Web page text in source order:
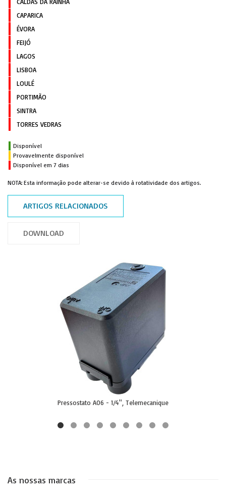
CAPARICA
ÉVORA
FEIJÓ
LAGOS
LISBOA
LOULÉ
PORTIMÃO
SINTRA
TORRES VEDRAS
Disponível
Provavelmente disponível
Disponível em 7 dias
NOTA: Esta informação pode alterar-se devido à rotatividade dos artigos.
ARTIGOS RELACIONADOS
DOWNLOAD
Pressostato A06 - 1/4'', Telemecanique
As nossas marcas